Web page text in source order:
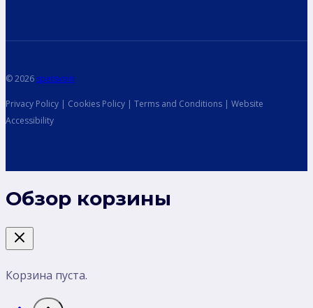
© 2026 spetsvoin
Privacy Policy | Cookies Policy | Terms and Conditions | Website
Accessibility
Обзор корзины
Корзина пуста.